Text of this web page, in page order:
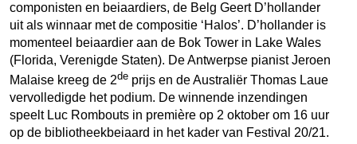
componisten en beiaardiers, de Belg Geert D’hollander
uit als winnaar met de compositie ‘Halos’. D’hollander is
momenteel beiaardier aan de Bok Tower in Lake Wales
(Florida, Verenigde Staten). De Antwerpse pianist Jeroen
Malaise kreeg de 2de prijs en de Australiër Thomas Laue
vervolledigde het podium. De winnende inzendingen
speelt Luc Rombouts in première op 2 oktober om 16 uur
op de bibliotheekbeiaard in het kader van Festival 20/21.